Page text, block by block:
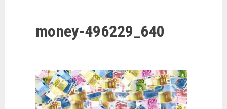
money-496229_640